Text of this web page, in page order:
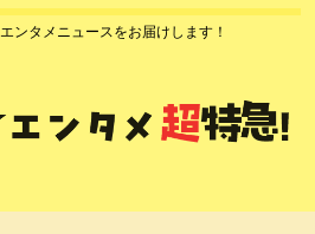
ンタメニュースをお届けします！